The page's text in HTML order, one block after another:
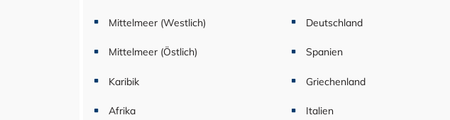
Mittelmeer (Westlich)
Mittelmeer (Östlich)
Karibik
Afrika
Deutschland
Spanien
Griechenland
Italien